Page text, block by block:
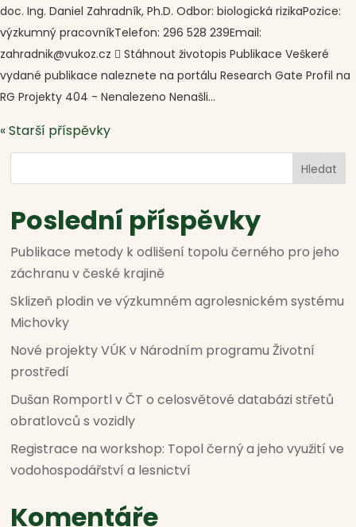
doc. Ing. Daniel Zahradník, Ph.D. Odbor: biologická rizikaPozice:
výzkumný pracovníkTelefon: 296 528 239Email:
zahradnik@vukoz.cz  Stáhnout životopis Publikace Veškeré
vydané publikace naleznete na portálu Research Gate Profil na
RG Projekty 404 - Nenalezeno Nenašli...
« Starší příspěvky
Hledat
Poslední příspěvky
Publikace metody k odlišení topolu černého pro jeho
záchranu v české krajině
Sklizeň plodin ve výzkumném agrolesnickém systému
Michovky
Nové projekty VÚK v Národním programu Životní
prostředí
Dušan Romportl v ČT o celosvětové databázi střetů
obratlovců s vozidly
Registrace na workshop: Topol černý a jeho využití ve
vodohospodářství a lesnictví
Komentáře